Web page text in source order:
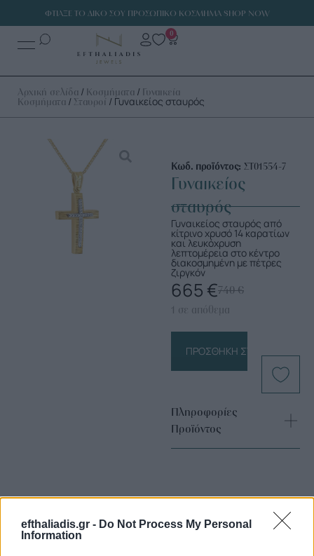
efthaliadis.gr - Do Not Process My Personal
Information
ΦΤΙΑΞΕ ΤΟ ΔΙΚΟ ΣΟΥ ΠΡΟΣΩΠΙΚΟ ΚΟΣΜΗΜΑ SHOP NOW
0
Αρχική σελίδα / Κοσμήματα / Γυναικεία
Κοσμήματα / Σταυροί / Γυναικείος σταυρός
Κωδ. προϊόντος: ΣΤ01554-7
Γυναικείος
σταυρός
Γυναικείος σταυρός από
κίτρινο χρυσό 14 καρατίων
και λευκόχρυση
λεπτομέρεια στο κέντρο
διακοσμημένη με πέτρες
ζιργκόν
740€
665 €
1 σε απόθεμα
ΠΡΟΣΘΉΚΗ ΣΤΟ ΚΑΛΆΘΙ
Πληροφορίες
Προϊόντος